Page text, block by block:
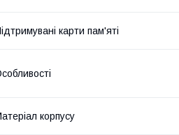
карти пам'яті
корпусу